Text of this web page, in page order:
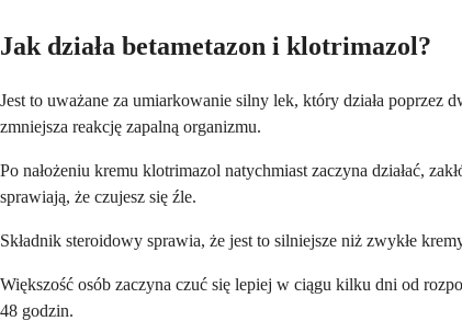
Jak działa betametazon i klotrimazol?
Jest to uważane za umiarkowanie silny lek, który działa
zmniejsza reakcję zapalną organizmu.
Po nałożeniu kremu klotrimazol natychmiast zaczyna działać,
sprawiają, że czujesz się źle.
Składnik steroidowy sprawia, że ​​jest to silniejsze niż zwykłe
Większość osób zaczyna czuć się lepiej w ciągu kilku dni od
48 godzin.